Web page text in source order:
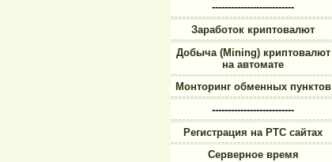
--------------------------
Заработок криптовалют
Добыча (Mining) криптовалют
на автомате
Монторинг обменных пунктов
--------------------------
Регистрация на PTC сайтах
Серверное время